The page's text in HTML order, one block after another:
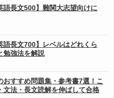
語長文500】難関大志望向けに
語長文700】レベルはどれくら
勉強法を解説
おすすめ問題集・参考書7選！こ
文法・長文読解を伸ばして合格